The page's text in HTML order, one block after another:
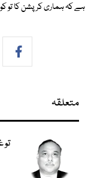
ہے کہ ہماری کرپشن کا تو
متعلقہ
تو